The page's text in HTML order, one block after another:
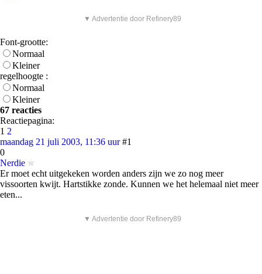
▼ Advertentie door Refinery89
Font-grootte:
Normaal
Kleiner
regelhoogte :
Normaal
Kleiner
67 reacties
Reactiepagina:
1 2
maandag 21 juli 2003, 11:36 uur #1
0
Nerdie
Er moet echt uitgekeken worden anders zijn we zo nog meer
vissoorten kwijt. Hartstikke zonde. Kunnen we het helemaal niet meer
eten...
▼ Advertentie door Refinery89